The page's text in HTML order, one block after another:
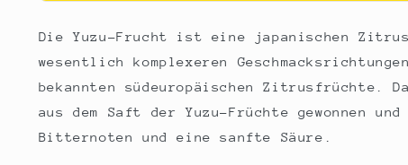
Die Yuzu-Frucht ist eine japanischen
wesentlich komplexeren
bekannten südeuropäischen Zitrusfrüchte.
aus dem Saft der Yuzu-Früchte gewonnen
Bitternoten und eine sanfte Säure.